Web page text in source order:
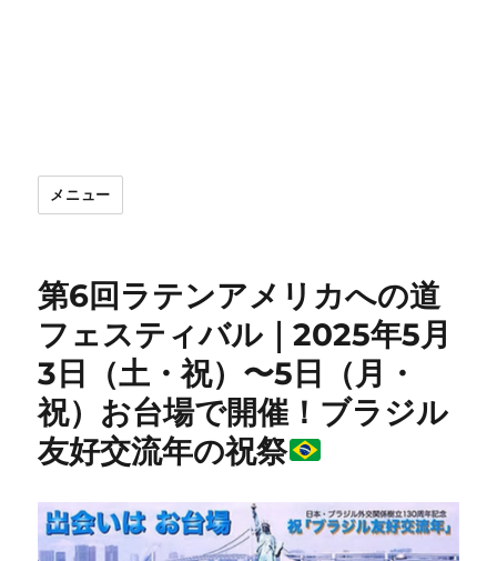
メニュー
第6回ラテンアメリカへの道
フェスティバル｜2025年5月
3日（土・祝）〜5日（月・
祝）お台場で開催！ブラジル
友好交流年の祝祭